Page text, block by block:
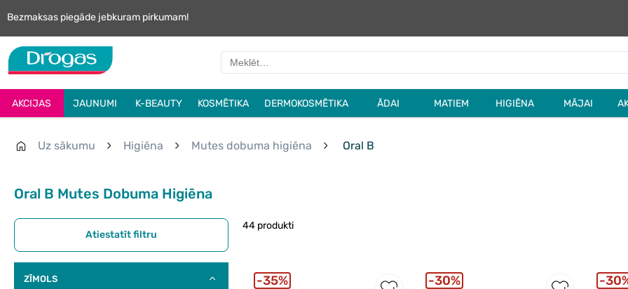
Bezmaksas piegāde jebkuram pirkumam!
AKCIJAS JAUNUMI K-BEAUTY KOSMĒTIKA DERMOKOSMĒTIKA ĀDAI MATIEM HIGIĒNA MĀJAI
Uz sākumu Higiēna Mutes dobuma higiēna Oral B
Oral B Mutes Dobuma Higiēna
Atiestatīt filtru
ZĪMOLS
44 produkti
35% 30%